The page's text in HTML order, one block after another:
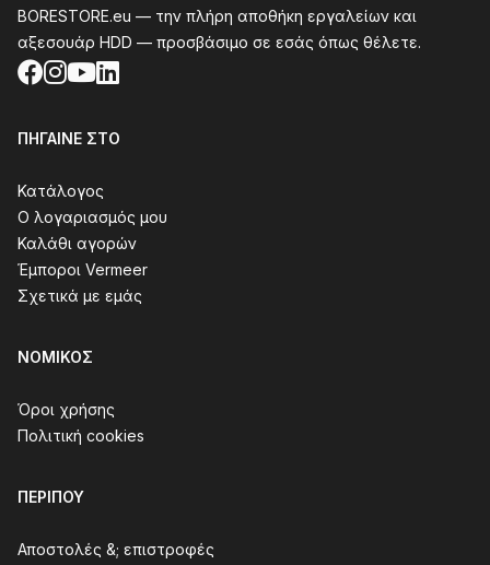
BORESTORE.eu — την πλήρη αποθήκη εργαλείων και
αξεσουάρ HDD — προσβάσιμο σε εσάς όπως θέλετε.
Facebook
Instagram
YouTube
LinkedIn
ΠΉΓΑΙΝΕ ΣΤΟ
Κατάλογος
Ο λογαριασμός μου
Καλάθι αγορών
Έμποροι Vermeer
Σχετικά με εμάς
ΝΟΜΙΚΌΣ
Όροι χρήσης
Πολιτική cookies
ΠΕΡΊΠΟΥ
Αποστολές &; επιστροφές